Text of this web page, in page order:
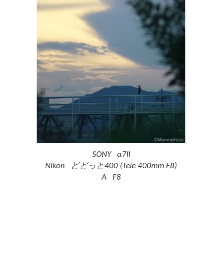
SONY α7II
Nikon どどっと400 (Tele 400mm F8)
A F8